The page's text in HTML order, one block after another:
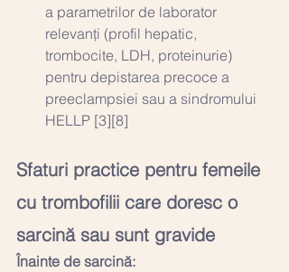
a parametrilor de laborator
relevanți (profil hepatic,
trombocite, LDH, proteinurie)
pentru depistarea precoce a
preeclampsiei sau a sindromului
HELLP [3][8]
Sfaturi practice pentru femeile
cu trombofilii care doresc o
sarcină sau sunt gravide
Înainte de sarcină: